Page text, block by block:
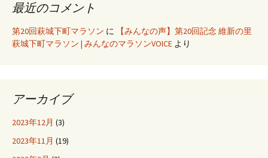
最近のコメント
第20回萩城下町マラソン に
【みんなの声】第20回記念 維新の里
萩城下町マラソン | みんなのマラソンVOICE より
アーカイブ
2023年12月 (3)
2023年11月 (19)